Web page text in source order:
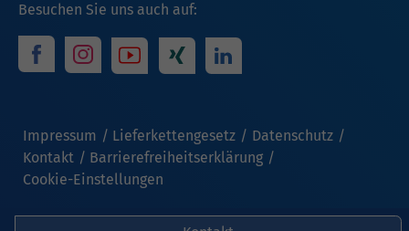
Besuchen Sie uns auch auf:
Impressum Lieferkettengesetz
Datenschutz
Kontakt
Barrierefreiheitserklärung
Cookie-Einstellungen